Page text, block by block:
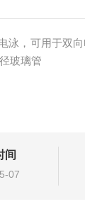
泳，可用于双
玻璃管
间
07